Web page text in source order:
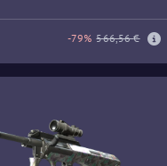
-79% 566,56 €